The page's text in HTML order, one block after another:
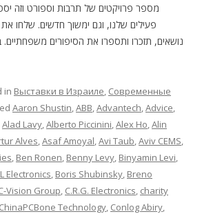
מספר פרויקטים של תרבות וספורט וזה
פעילים שלנו, וגם ימשוך חדשים. שלחו
נושאים, תזכרו ותספרו את הסיפורים
in Выставки в Израиле, Современные
Aaron Shustin,ABB,Advantech,Advice,
Alad Lavy,Alberto Piccinini,Alex Ho,Alin
Alves,Asaf Amoyal,Avi Taub,Aviv CEMS,
, Ben Ronen, Benny Levy, Binyamin Levi,
Electronics, Boris Shubinsky, Breno
Vision Group, C.R.G. Electronics, charity
ChinaPCBone Technology, Conlog Abiry,